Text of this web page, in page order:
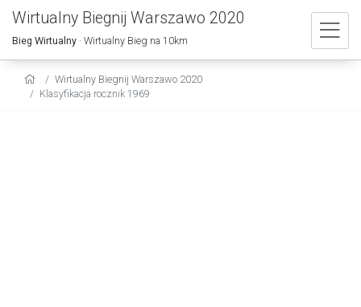
Wirtualny Biegnij Warszawo 2020
Bieg Wirtualny · Wirtualny Bieg na 10km
Wirtualny Biegnij Warszawo 2020
Klasyfikacja rocznik 1969